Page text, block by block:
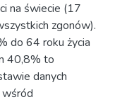
na świecie (17
zgonów).
do 64 roku życia
40,8% to
danych